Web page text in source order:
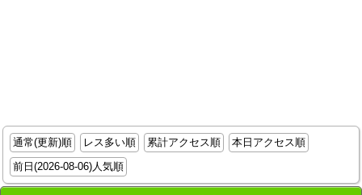
通常(更新)順 レス多い順 累計アクセス順
本日アクセス順
前日(2026-08-06)人気順